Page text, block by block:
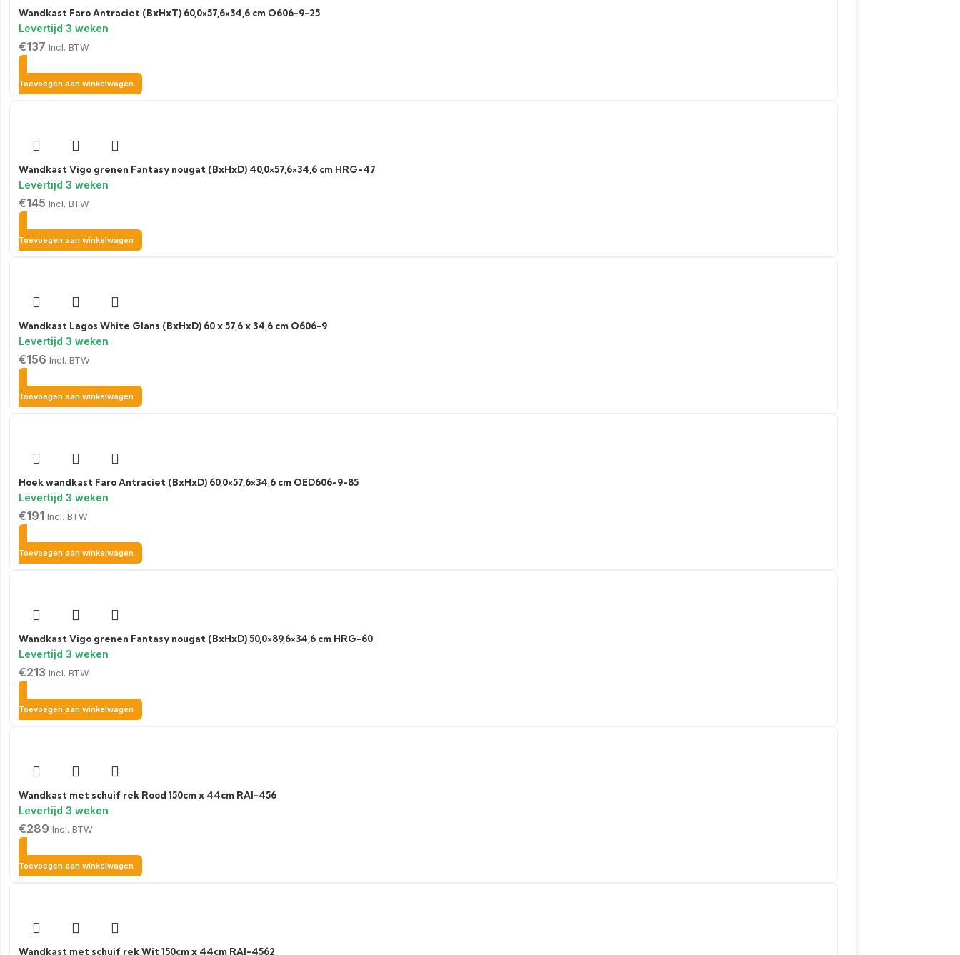
Wandkast Faro Antraciet (BxHxT) 60,0×57,6×34,6 cm O606-9-25
€137 Incl. BTW
Toevoegen aan winkelwagen
Wandkast Vigo grenen Fantasy nougat (BxHxD) 40,0×57,6×34,6 cm HRG-47
€145 Incl. BTW
Toevoegen aan winkelwagen
Wandkast Lagos White Glans (BxHxD) 60 x 57,6 x 34,6 cm O606-9
€156 Incl. BTW
Toevoegen aan winkelwagen
Hoek wandkast Faro Antraciet (BxHxD) 60,0×57,6×34,6 cm OED606-9-85
€191 Incl. BTW
Toevoegen aan winkelwagen
Wandkast Vigo grenen Fantasy nougat (BxHxD) 50,0×89,6×34,6 cm HRG-60
€213 Incl. BTW
Toevoegen aan winkelwagen
Wandkast met schuif rek Rood 150cm x 44cm RAI-456
€289 Incl. BTW
Toevoegen aan winkelwagen
Wandkast met schuif rek Wit 150cm x 44cm RAI-4562